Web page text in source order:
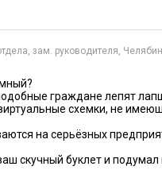
зам. руководителя,
граждане лепят
схемки, не
на серьёзных
скучный буклет и